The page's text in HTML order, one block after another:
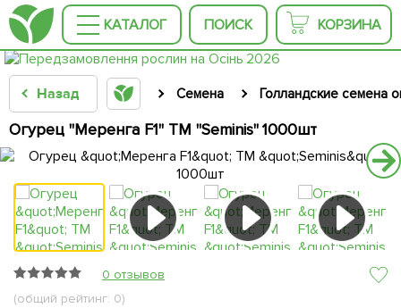
КАТАЛОГ ПОИСК КОРЗИНА
Назад Семена Голландские семена
Огурец "Меренга F1" ТМ "Seminis" 1000шт
0 отзывов
(общий рейтинг: 0)